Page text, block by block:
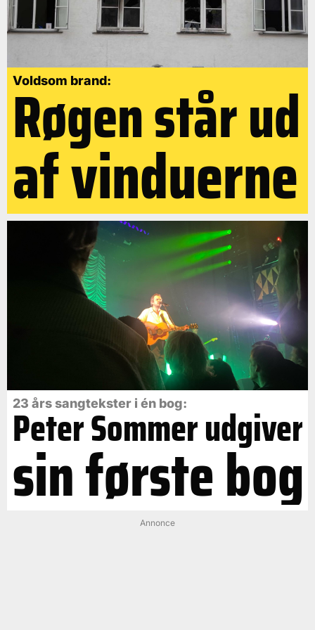
Voldsom brand:
Røgen står ud
af vinduerne
23 års sangtekster i én bog:
Peter Sommer udgiver
sin første bog
Annonce